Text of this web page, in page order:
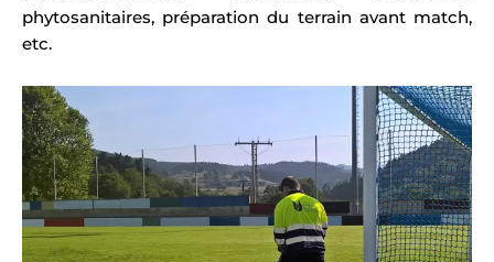
phytosanitaires, préparation du terrain avant match,
etc.